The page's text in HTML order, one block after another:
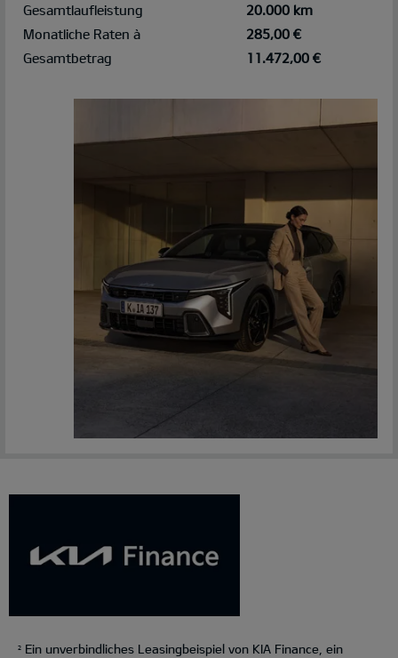
Gesamtlaufleistung
20.000 km
Monatliche Raten à
285,00 €
Gesamtbetrag
11.472,00 €
2
Ein unverbindliches Leasingbeispiel von KIA Finance, ein